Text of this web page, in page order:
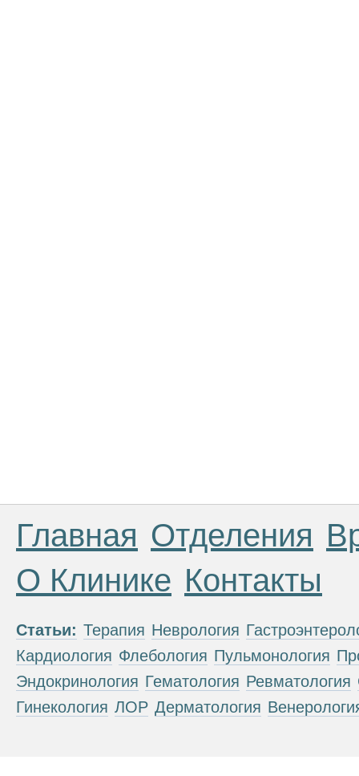
Главная Отделения
О Клинике Контакты
Статьи: Терапия Неврология
Кардиология Флебология Пульмонология
Эндокринология Гематология Ревматология
Гинекология ЛОР Дерматология